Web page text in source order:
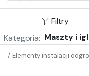
Filtry
Kategoria: Maszty i
Elementy instalacji
/